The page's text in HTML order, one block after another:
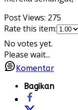
Post Views: 275
Rate this item:
No votes yet.
Please wait...
Komentar
Bagikan